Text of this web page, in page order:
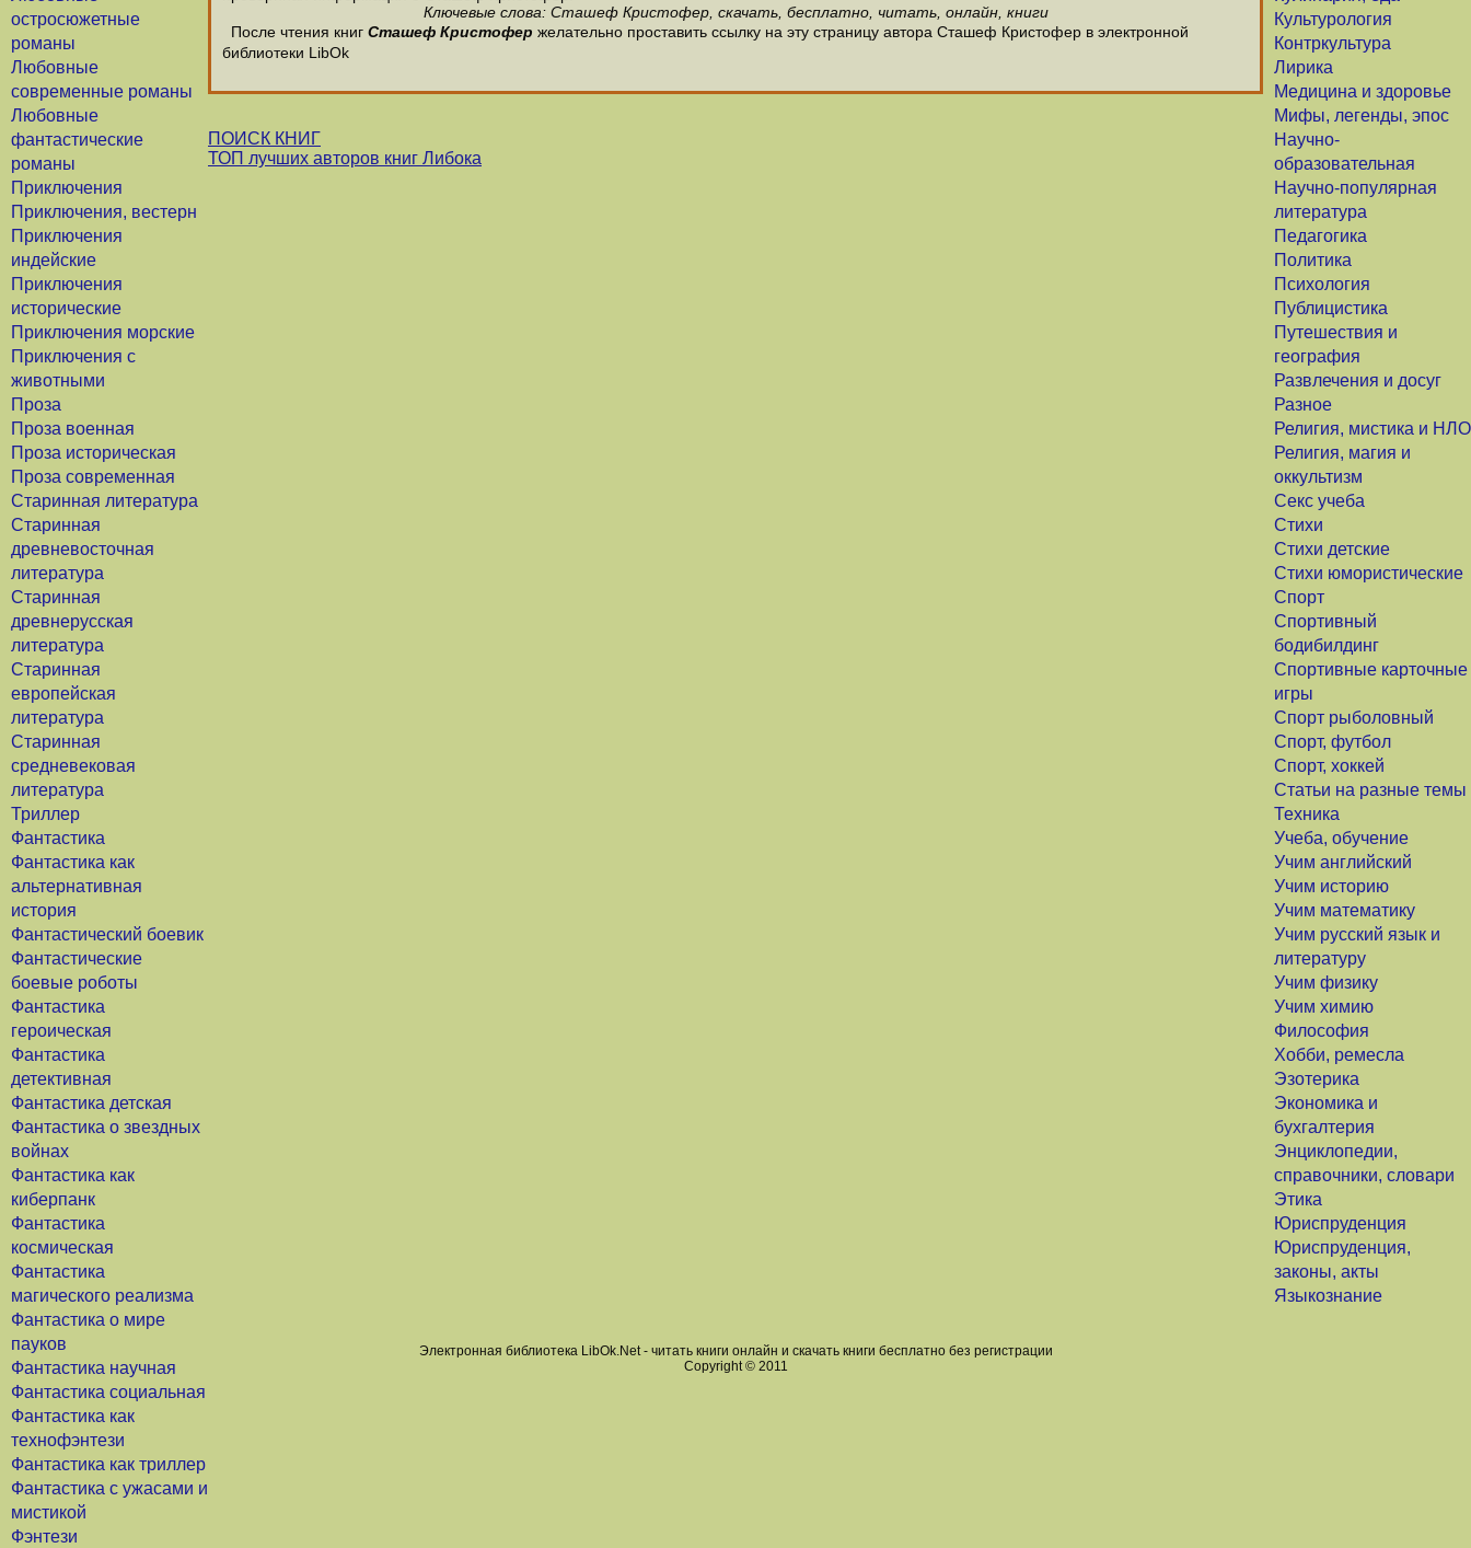
остросюжетные
романы
Любовные
современные романы
Любовные
фантастические
романы
Приключения
Приключения, вестерн
Приключения
индейские
Приключения
исторические
Приключения морские
Приключения с
животными
Проза
Проза военная
Проза историческая
Проза современная
Старинная литература
Старинная
древневосточная
литература
Старинная
древнерусская
литература
Старинная
европейская
литература
Старинная
средневековая
литература
Триллер
Фантастика
Фантастика как
альтернативная
история
Фантастический боевик
Фантастические
боевые роботы
Фантастика
героическая
Фантастика
детективная
Фантастика детская
Фантастика о звездных
войнах
Фантастика как
киберпанк
Фантастика
космическая
Фантастика
магического реализма
Фантастика о мире
пауков
Фантастика научная
Фантастика социальная
Фантастика как
технофэнтези
Фантастика как триллер
Фантастика с ужасами и
мистикой
Фэнтези
Культурология
Контркультура
Лирика
Медицина и здоровье
Мифы, легенды, эпос
Научно-
образовательная
Научно-популярная
литература
Педагогика
Политика
Психология
Публицистика
Путешествия и
география
Развлечения и досуг
Разное
Религия, мистика и НЛО
Религия, магия и
оккультизм
Секс учеба
Стихи
Стихи детские
Стихи юмористические
Спорт
Спортивный
бодибилдинг
Спортивные карточные
игры
Спорт рыболовный
Спорт, футбол
Спорт, хоккей
Статьи на разные темы
Техника
Учеба, обучение
Учим английский
Учим историю
Учим математику
Учим русский язык и
литературу
Учим физику
Учим химию
Философия
Хобби, ремесла
Эзотерика
Экономика и
бухгалтерия
Энциклопедии,
справочники, словари
Этика
Юриспруденция
Юриспруденция,
законы, акты
Языкознание
Ключевые слова: Сташеф Кристофер, скачать, бесплатно, читать, онлайн, книги
После чтения книг Сташеф Кристофер желательно проставить ссылку на эту страницу автора Сташеф Кристофер в электронной
библиотеки LibOk
ПОИСК КНИГ
ТОП лучших авторов книг Либока
Электронная библиотека LibOk.Net - читать книги онлайн и скачать книги бесплатно без регистрации
Copyright © 2011